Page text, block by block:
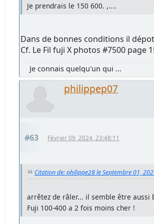
Je prendrais le 150 600. ,....
Dans de bonnes conditions il
Cf. Le Fil fuji X photos #7500 page
Je connais quelqu'un qui ...
philippep07
#63 Février 09, 2024, 23:48:11
Citation de: philippe28 le Septembre 01,
arrêtez de râler... il semble être aussi
Fuji 100-400 a 2 fois moins cher !